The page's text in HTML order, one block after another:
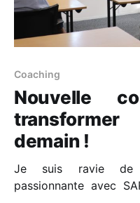
Coaching
Nouvelle
demain !
Je suis ravie de
passionnante avec